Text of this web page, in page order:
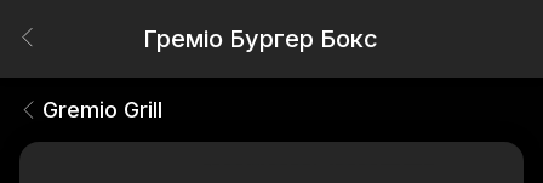
Греміо Бургер Бокс
Gremio Grill